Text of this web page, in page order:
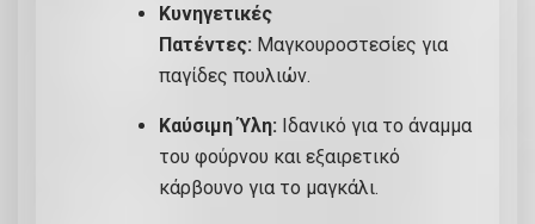
Κυνηγετικές
Πατέντες: Μαγκουροστεσίες για
παγίδες πουλιών.
Καύσιμη Ύλη: Ιδανικό για το άναμμα
του φούρνου και εξαιρετικό
κάρβουνο για το μαγκάλι.